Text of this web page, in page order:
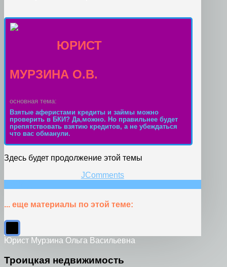
ЮРИСТ
МУРЗИНА О.В.
основная тема:
Взятые аферистами кредиты и займы можно
проверить в БКИ? Да,можно. Но правильнее будет
препятствовать взятию кредитов, а не убеждаться
что вас обманули.
Здесь будет продолжение этой темы
JComments
... еще материалы по этой теме:
Юрист Мурзина Ольга Васильевна
Троицкая недвижимость